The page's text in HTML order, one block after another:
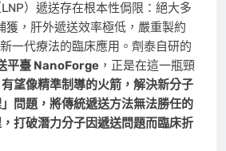
）遞送存在根本性侷限：絕大多
獲，肝外遞送效率極低，嚴重製約
一代療法的臨床應用。劑泰自研的
平臺 NanoForge ，正是在這一瓶頸
有望像精準制導的火箭，解決新分子
問題，將傳統遞送方法無法勝任的
打破潛力分子因遞送問題而臨床折